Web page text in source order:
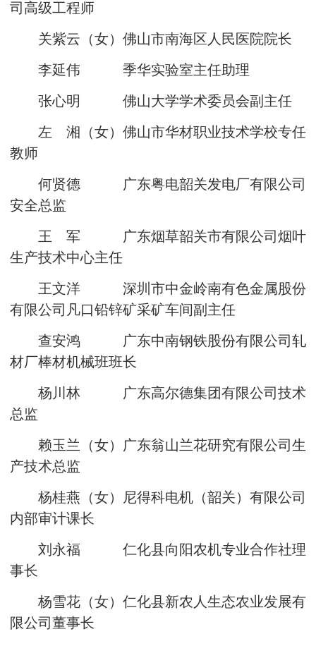
司高级工程师
关紫云（女）佛山市南海区人民医院院长
李延伟 季华实验室主任助理
张心明 佛山大学学术委员会副主任
左 湘（女）佛山市华材职业技术学校专任
教师
何贤德 广东粤电韶关发电厂有限公司
安全总监
王 军 广东烟草韶关市有限公司烟叶
生产技术中心主任
王文洋 深圳市中金岭南有色金属股份
有限公司凡口铅锌矿采矿车间副主任
查安鸿 广东中南钢铁股份有限公司轧
材厂棒材机械班班长
杨川林 广东高尔德集团有限公司技术
总监
赖玉兰（女）广东翁山兰花研究有限公司生
产技术总监
杨桂燕（女）尼得科电机（韶关）有限公司
内部审计课长
刘永福 仁化县向阳农机专业合作社理
事长
杨雪花（女）仁化县新农人生态农业发展有
限公司董事长